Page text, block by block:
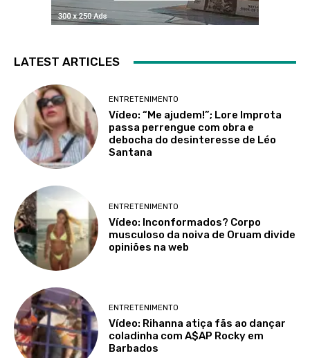
LATEST ARTICLES
ENTRETENIMENTO
Vídeo: “Me ajudem!”; Lore Improta
passa perrengue com obra e
debocha do desinteresse de Léo
Santana
ENTRETENIMENTO
Vídeo: Inconformados? Corpo
musculoso da noiva de Oruam divide
opiniões na web
ENTRETENIMENTO
Vídeo: Rihanna atiça fãs ao dançar
coladinha com A$AP Rocky em
Barbados